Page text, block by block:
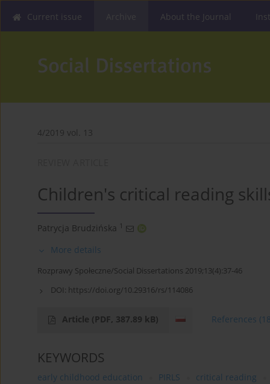
Current issue About the Journal
4/2019 vol. 13
Children's critical reading
Patrycja Brudzińska 1
More details
Rozprawy Społeczne/Social Dissertations 2019;13(4):37-46
DOI: https://doi.org/10.29316/rs/114086
Article (PDF, 387.89 kB) References
KEYWORDS
early childhood education PIRLS critical reading